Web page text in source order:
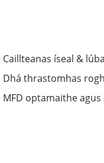
Caillteanas íseal &
Dhá thrastomhas
MFD optamaithe